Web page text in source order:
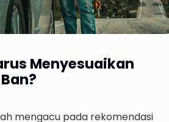
Menyesuaikan
mengacu pada rekomendasi